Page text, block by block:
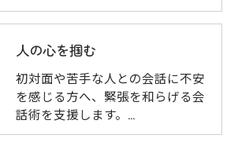
人の心を掴む
初対面や苦手な人との会話に不安
を感じる方へ、緊張を和らげる会
話術を支援します。…